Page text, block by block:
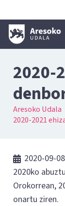
2020-
Aresoko Udala
2020-2021
2020-09-08
2020ko
Orokorrean,
onartu ziren.